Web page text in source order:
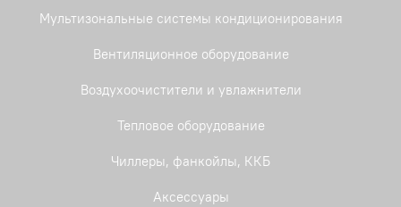
Мультизональные системы кондиционирования
Вентиляционное оборудование
Воздухоочистители и увлажнители
Тепловое оборудование
Чиллеры, фанкойлы, ККБ
Аксессуары